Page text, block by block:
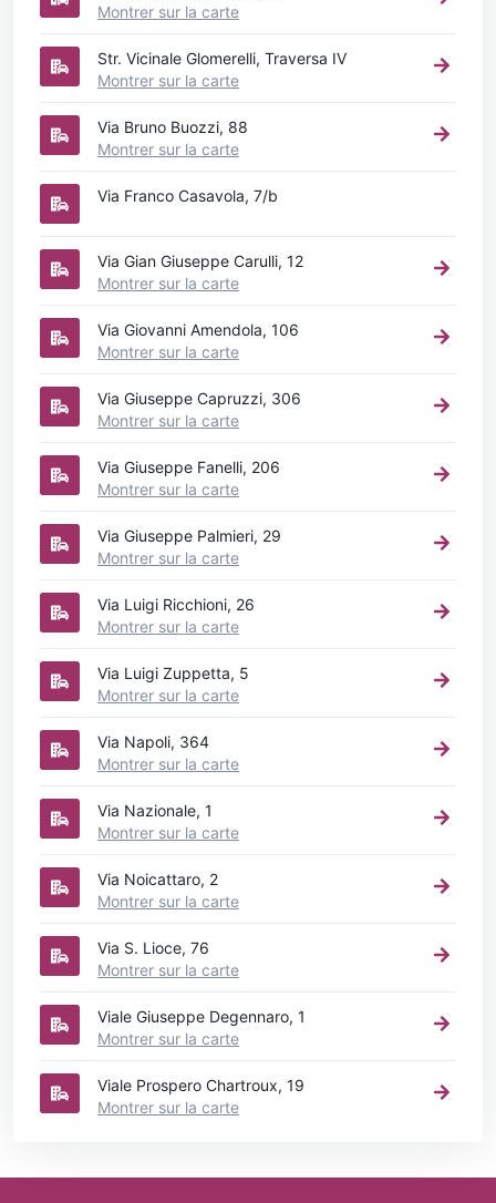
Montrer sur la carte
Str. Vicinale Glomerelli, Traversa IV
Montrer sur la carte
Via Bruno Buozzi, 88
Montrer sur la carte
Via Franco Casavola, 7/b
Via Gian Giuseppe Carulli, 12
Montrer sur la carte
Via Giovanni Amendola, 106
Montrer sur la carte
Via Giuseppe Capruzzi, 306
Montrer sur la carte
Via Giuseppe Fanelli, 206
Montrer sur la carte
Via Giuseppe Palmieri, 29
Montrer sur la carte
Via Luigi Ricchioni, 26
Montrer sur la carte
Via Luigi Zuppetta, 5
Montrer sur la carte
Via Napoli, 364
Montrer sur la carte
Via Nazionale, 1
Montrer sur la carte
Via Noicattaro, 2
Montrer sur la carte
Via S. Lioce, 76
Montrer sur la carte
Viale Giuseppe Degennaro, 1
Montrer sur la carte
Viale Prospero Chartroux, 19
Montrer sur la carte